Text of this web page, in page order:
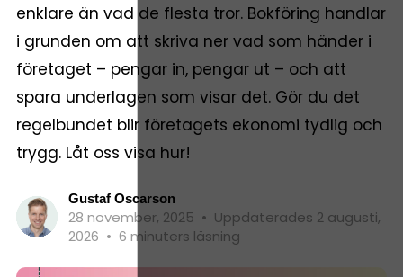
enklare än vad de flesta tror. Bokföring handlar
i grunden om att skriva ner vad som händer i
företaget – pengar in, pengar ut – och att
spara underlagen som visar det. Gör du det
regelbundet blir företagets ekonomi tydlig och
trygg. Låt oss visa hur!
Gustaf Oscarson
28 november, 2025 • Uppdaterades 2 augusti,
2026 • 6 minuters läsning